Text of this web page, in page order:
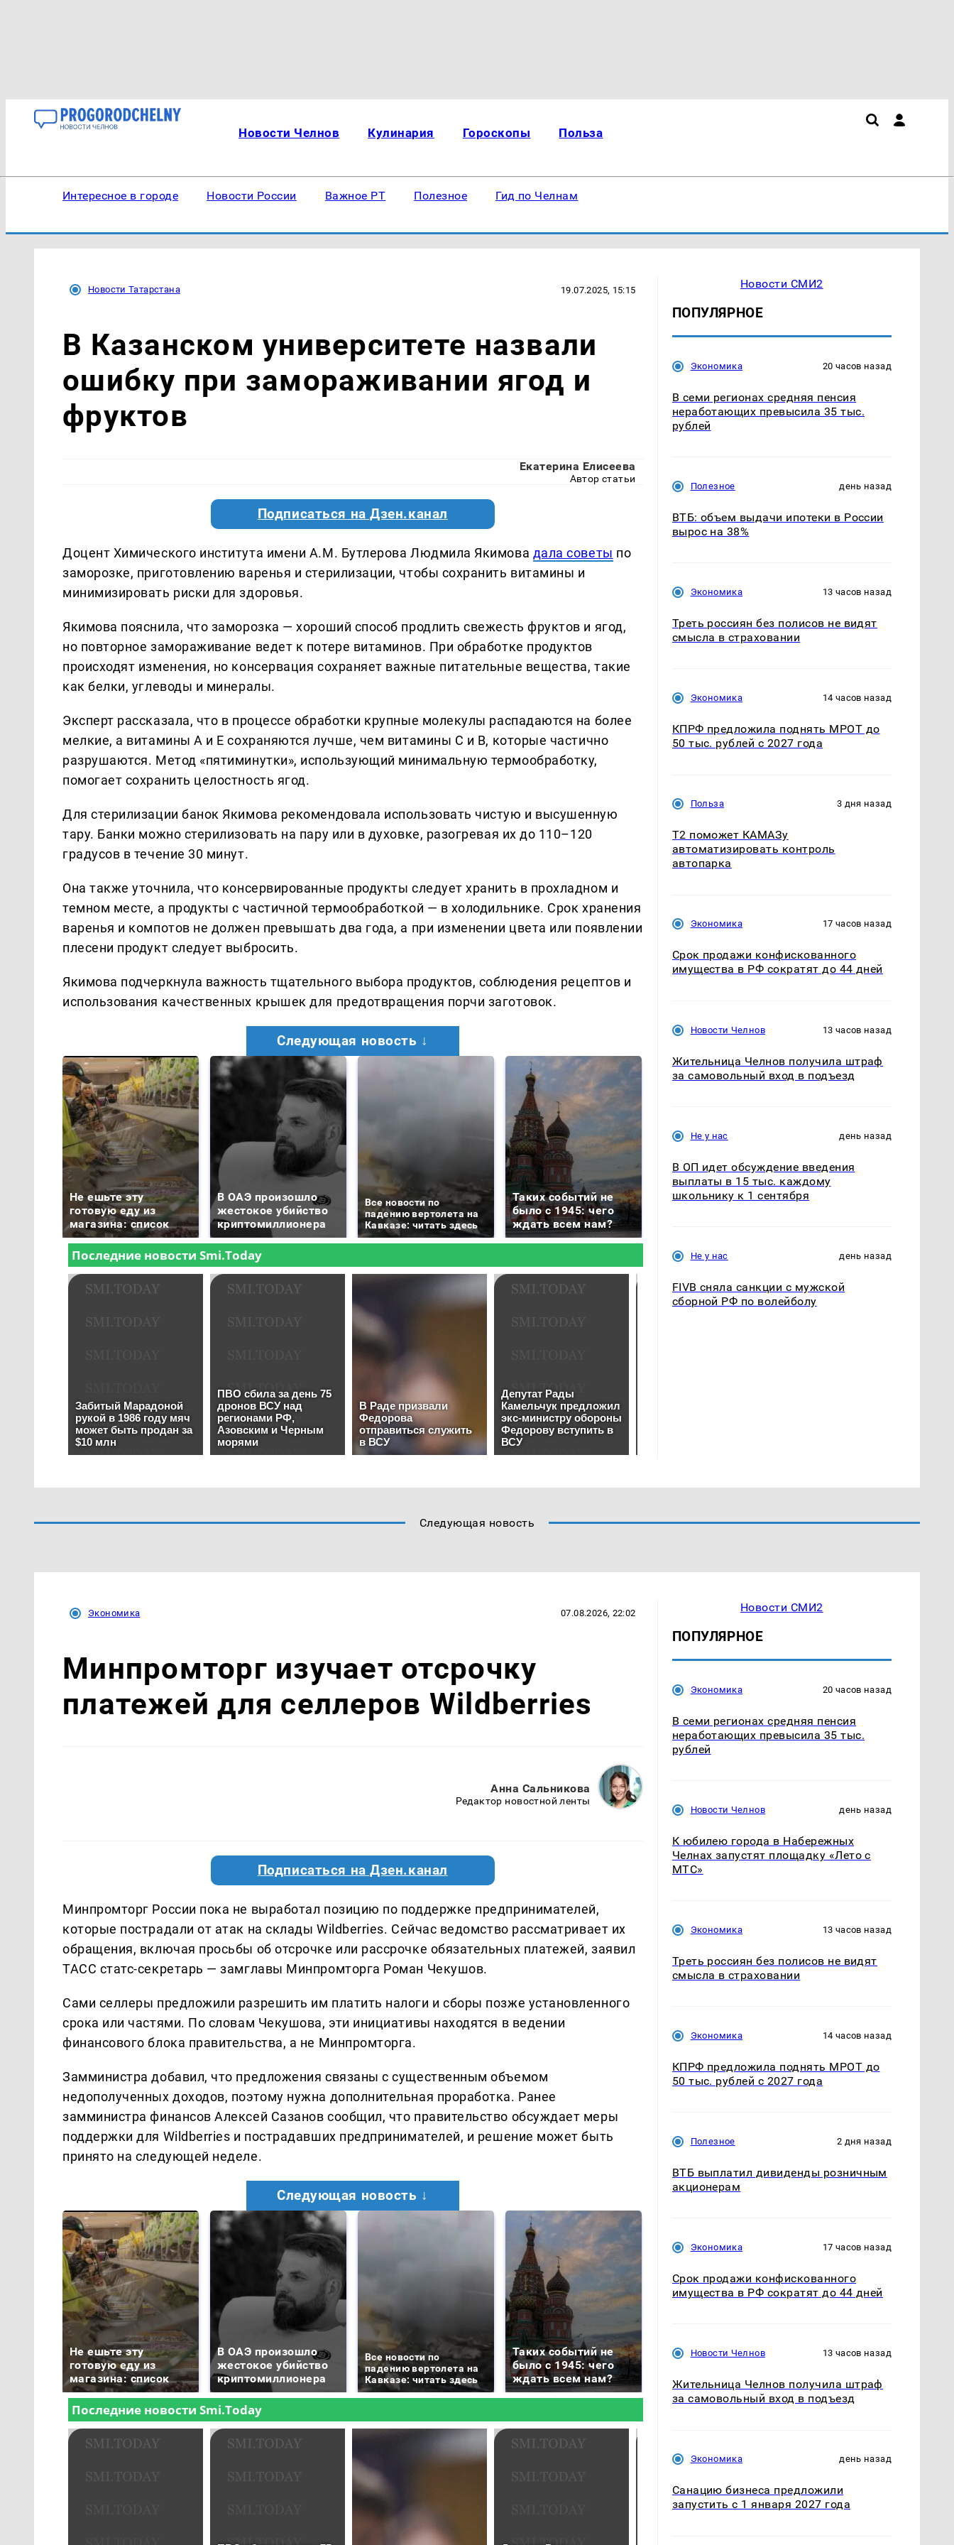
Новости Челнов Кулинария Гороскопы Польза
Интересное в городе Новости России Важное РТ Полезное Гид по Челнам
Новости Татарстана 19.07.2025, 15:15
В Казанском университете назвали
ошибку при замораживании ягод и
фруктов
Екатерина Елисеева
Автор статьи
Подписаться на Дзен.канал
Доцент Химического института имени А.М. Бутлерова Людмила Якимова дала советы по
заморозке, приготовлению варенья и стерилизации, чтобы сохранить витамины и
минимизировать риски для здоровья.
Якимова пояснила, что заморозка — хороший способ продлить свежесть фруктов и ягод,
но повторное замораживание ведет к потере витаминов. При обработке продуктов
происходят изменения, но консервация сохраняет важные питательные вещества, такие
как белки, углеводы и минералы.
Эксперт рассказала, что в процессе обработки крупные молекулы распадаются на более
мелкие, а витамины А и Е сохраняются лучше, чем витамины С и В, которые частично
разрушаются. Метод «пятиминутки», использующий минимальную термообработку,
помогает сохранить целостность ягод.
Для стерилизации банок Якимова рекомендовала использовать чистую и высушенную
тару. Банки можно стерилизовать на пару или в духовке, разогревая их до 110–120
градусов в течение 30 минут.
Она также уточнила, что консервированные продукты следует хранить в прохладном и
темном месте, а продукты с частичной термообработкой — в холодильнике. Срок хранения
варенья и компотов не должен превышать два года, а при изменении цвета или появлении
плесени продукт следует выбросить.
Якимова подчеркнула важность тщательного выбора продуктов, соблюдения рецептов и
использования качественных крышек для предотвращения порчи заготовок.
Следующая новость ↓
Не ешьте эту
готовую еду из
магазина: список
В ОАЭ произошло
жестокое убийство
криптомиллионера
Все новости по
падению вертолета на
Кавказе: читать здесь
Таких событий не
было с 1945: чего
ждать всем нам?
В магазинах России
СМИ: В Химках на
полицейскую
Новости СМИ2
ПОПУЛЯРНОЕ
Экономика 20 часов назад
В семи регионах средняя пенсия
неработающих превысила 35 тыс.
рублей
Полезное день назад
ВТБ: объем выдачи ипотеки в России
вырос на 38%
Экономика 13 часов назад
Треть россиян без полисов не видят
смысла в страховании
Экономика 14 часов назад
КПРФ предложила поднять МРОТ до
50 тыс. рублей с 2027 года
Польза 3 дня назад
T2 поможет КАМАЗу
автоматизировать контроль
автопарка
Экономика 17 часов назад
Срок продажи конфискованного
имущества в РФ сократят до 44 дней
Новости Челнов 13 часов назад
Жительница Челнов получила штраф
за самовольный вход в подъезд
Не у нас день назад
В ОП идет обсуждение введения
выплаты в 15 тыс. каждому
школьнику к 1 сентября
Не у нас день назад
FIVB сняла санкции с мужской
сборной РФ по волейболу
Следующая новость
Экономика 07.08.2026, 22:02
Минпромторг изучает отсрочку
платежей для селлеров Wildberries
Анна Сальникова
Редактор новостной ленты
Подписаться на Дзен.канал
Минпромторг России пока не выработал позицию по поддержке предпринимателей,
которые пострадали от атак на склады Wildberries. Сейчас ведомство рассматривает их
обращения, включая просьбы об отсрочке или рассрочке обязательных платежей, заявил
ТАСС статс-секретарь — замглавы Минпромторга Роман Чекушов.
Сами селлеры предложили разрешить им платить налоги и сборы позже установленного
срока или частями. По словам Чекушова, эти инициативы находятся в ведении
финансового блока правительства, а не Минпромторга.
Замминистра добавил, что предложения связаны с существенным объемом
недополученных доходов, поэтому нужна дополнительная проработка. Ранее
замминистра финансов Алексей Сазанов сообщил, что правительство обсуждает меры
поддержки для Wildberries и пострадавших предпринимателей, и решение может быть
принято на следующей неделе.
Следующая новость ↓
Не ешьте эту
готовую еду из
магазина: список
В ОАЭ произошло
жестокое убийство
криптомиллионера
Все новости по
падению вертолета на
Кавказе: читать здесь
Таких событий не
было с 1945: чего
ждать всем нам?
В магазинах России
продукта: что купить?
полицейскую
Новости СМИ2
ПОПУЛЯРНОЕ
Экономика 20 часов назад
В семи регионах средняя пенсия
неработающих превысила 35 тыс.
рублей
Новости Челнов день назад
К юбилею города в Набережных
Челнах запустят площадку «Лето с
МТС»
Экономика 13 часов назад
Треть россиян без полисов не видят
смысла в страховании
Экономика 14 часов назад
КПРФ предложила поднять МРОТ до
50 тыс. рублей с 2027 года
Полезное 2 дня назад
ВТБ выплатил дивиденды розничным
акционерам
Экономика 17 часов назад
Срок продажи конфискованного
имущества в РФ сократят до 44 дней
Новости Челнов 13 часов назад
Жительница Челнов получила штраф
за самовольный вход в подъезд
Экономика день назад
Санацию бизнеса предложили
запустить с 1 января 2027 года